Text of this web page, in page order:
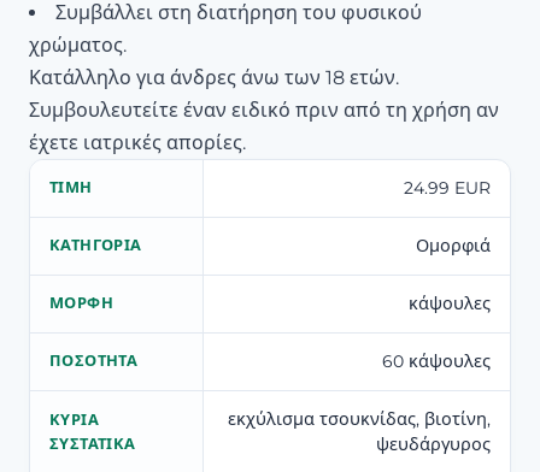
Συμβάλλει στη διατήρηση του φυσικού
χρώματος.
Κατάλληλο για άνδρες άνω των 18 ετών.
Συμβουλευτείτε έναν ειδικό πριν από τη χρήση αν
έχετε ιατρικές απορίες.
ΤΙΜΉ 24.99 EUR
ΚΑΤΗΓΟΡΊΑ Ομορφιά
ΜΟΡΦΉ κάψουλες
ΠΟΣΌΤΗΤΑ 60 κάψουλες
ΚΎΡΙΑ
ΣΥΣΤΑΤΙΚΆ
εκχύλισμα τσουκνίδας, βιοτίνη,
ψευδάργυρος